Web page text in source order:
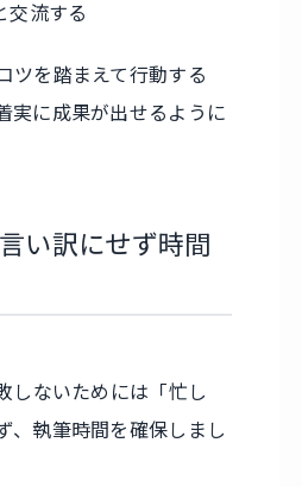
交流する
ツを踏まえて行動する
実に成果が出せるように
い訳にせず時間
しないためには「忙し
、執筆時間を確保しまし